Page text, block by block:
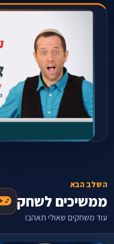
השלב הבא
ממשיכים לשחק
עוד משחקים שאולי תאהבו